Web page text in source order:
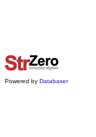
Powered by Databaser